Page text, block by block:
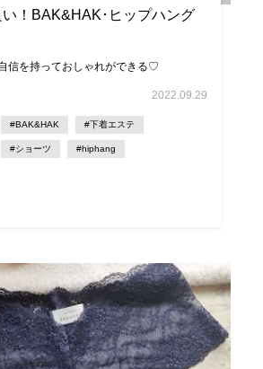
い！BAK&HAK･ヒップハング
信を持っておしゃれができる♡
2022.09.29
#BAK&HAK #下着エステ
#ショーツ #hiphang